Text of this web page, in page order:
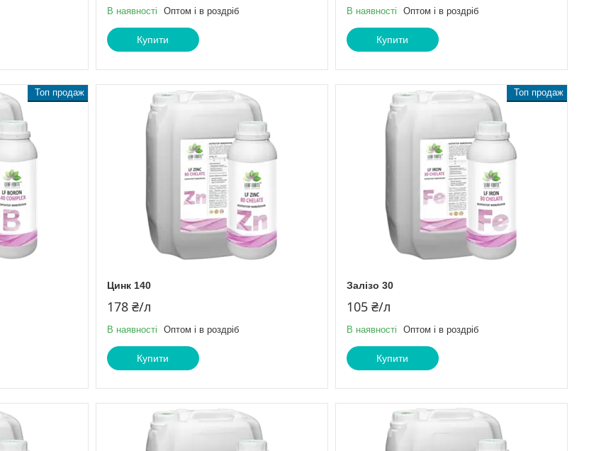
В наявності Оптом і в роздріб
Купити
В наявності Оптом і в роздріб
Купити
Топ продаж
Цинк 140
178 ₴/л
В наявності Оптом і в роздріб
Купити
Топ продаж
Залізо 30
105 ₴/л
В наявності Оптом і в роздріб
Купити